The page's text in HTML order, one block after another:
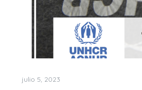
julio 5, 2023